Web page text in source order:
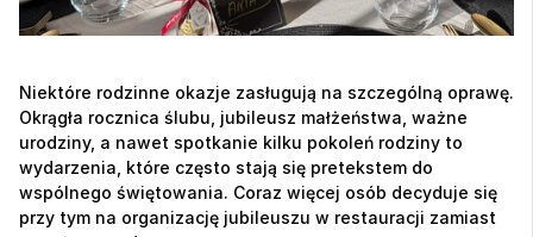
Niektóre rodzinne okazje zasługują na szczególną oprawę.
Okrągła rocznica ślubu, jubileusz małżeństwa, ważne
urodziny, a nawet spotkanie kilku pokoleń rodziny to
wydarzenia, które często stają się pretekstem do
wspólnego świętowania. Coraz więcej osób decyduje się
przy tym na organizację jubileuszu w restauracji zamiast